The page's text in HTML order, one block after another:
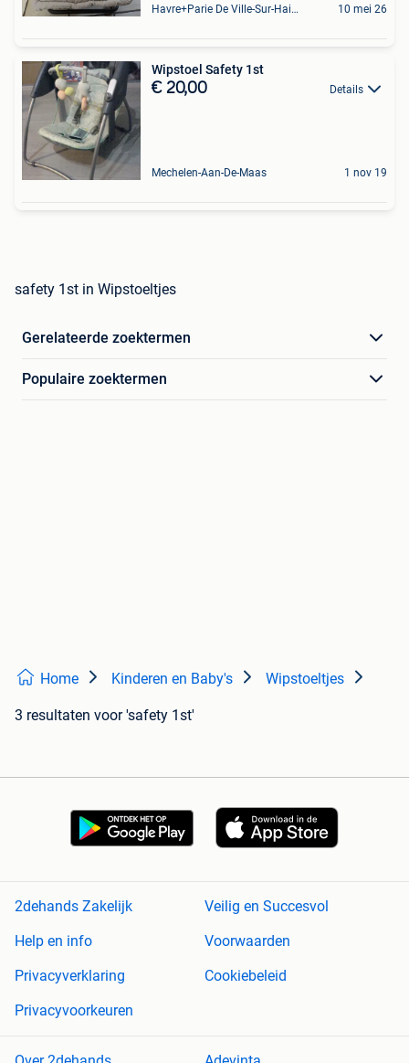
Havre+Parie De Ville-Sur-Haine 10 mei 26
Wipstoel Safety 1st
€ 20,00 Details
Mechelen-Aan-De-Maas 1 nov 19
safety 1st in Wipstoeltjes
Gerelateerde zoektermen
Populaire zoektermen
Home Kinderen en Baby's Wipstoeltjes
3 resultaten voor 'safety 1st'
2dehands Zakelijk
Veilig en Succesvol
Help en info
Voorwaarden
Privacyverklaring
Cookiebeleid
Privacyvoorkeuren